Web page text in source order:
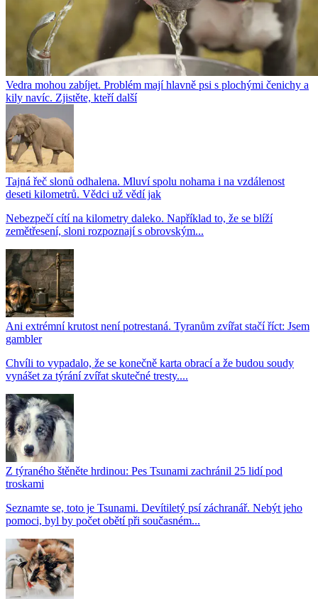
Vedra mohou zabíjet. Problém mají hlavně psi s plochými čenichy a
kily navíc. Zjistěte, kteří další
Tajná řeč slonů odhalena. Mluví spolu nohama i na vzdálenost
deseti kilometrů. Vědci už vědí jak
Nebezpečí cítí na kilometry daleko. Například to, že se blíží
zemětřesení, sloni rozpoznají s obrovským...
Ani extrémní krutost není potrestaná. Tyranům zvířat stačí říct: Jsem
gambler
Chvíli to vypadalo, že se konečně karta obrací a že budou soudy
vynášet za týrání zvířat skutečné tresty....
Z týraného štěněte hrdinou: Pes Tsunami zachránil 25 lidí pod
troskami
Seznamte se, toto je Tsunami. Devítiletý psí záchranář. Nebýt jeho
pomoci, byl by počet obětí při současném...